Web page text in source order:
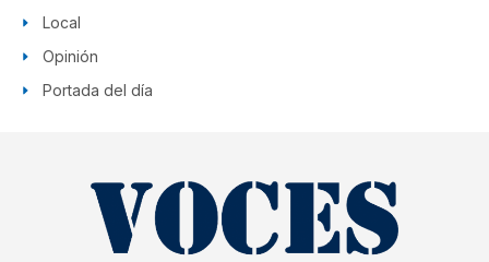
Local
Opinión
Portada del día